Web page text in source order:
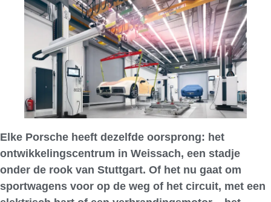
Elke Porsche heeft dezelfde oorsprong: het
ontwikkelingscentrum in Weissach, een stadje
onder de rook van Stuttgart. Of het nu gaat om
sportwagens voor op de weg of het circuit, met een